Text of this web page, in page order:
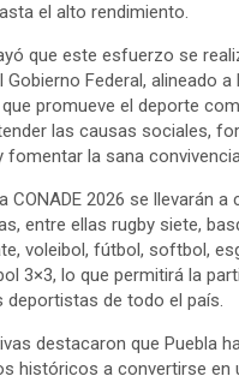
el alto rendimiento.
que este esfuerzo se
Federal, alineado a
promueve el deporte
las causas sociales,
la sana
CONADE 2026 se llevarán a
entre ellas rugby siete,
voleibol, fútbol, softbol,
3×3, lo que permitirá la
deportistas de todo el país.
destacaron que Puebla
históricos a convertirse en